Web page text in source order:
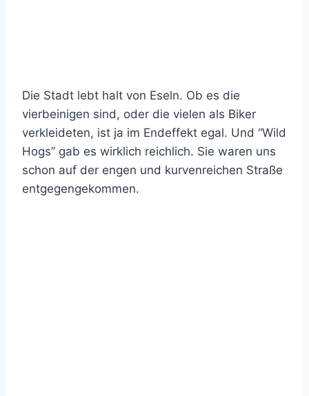
Die Stadt lebt halt von Eseln. Ob es die
vierbeinigen sind, oder die vielen als Biker
verkleideten, ist ja im Endeffekt egal. Und “Wild
Hogs” gab es wirklich reichlich. Sie waren uns
schon auf der engen und kurvenreichen Straße
entgegengekommen.